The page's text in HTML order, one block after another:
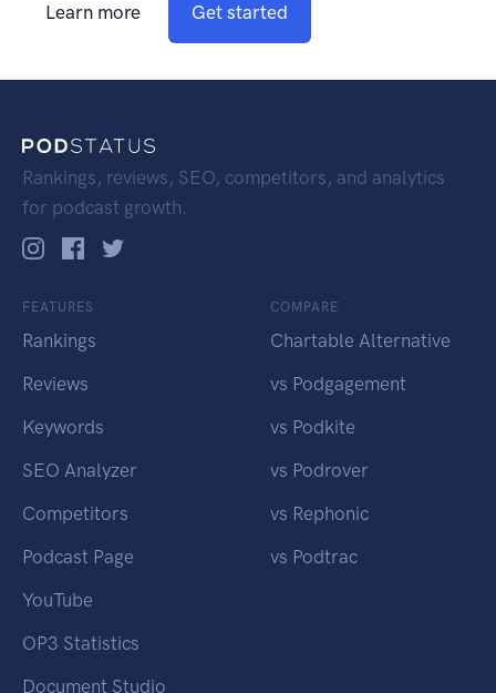
Learn more Get started
Rankings, reviews, SEO, competitors, and analytics
for podcast growth.
FEATURES
Rankings
Reviews
Keywords
SEO Analyzer
Competitors
Podcast Page
YouTube
OP3 Statistics
Document Studio
COMPARE
Chartable Alternative
vs Podgagement
vs Podkite
vs Podrover
vs Rephonic
vs Podtrac